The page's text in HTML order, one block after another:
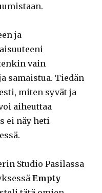
ja
vain
samaistua. Tiedän
miten syvät ja
aiheuttaa
ei näy heti
Studio Pasilassa
Empty